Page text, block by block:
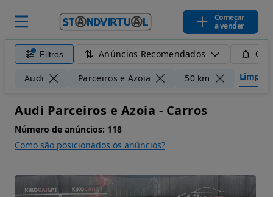
Começar
a vender
Filtros Anúncios Recomendados
Audi Parceiros e Azoia 50 km Limpar
Audi Parceiros e Azoia - Carros
Número de anúncios: 118
Como são posicionados os anúncios?